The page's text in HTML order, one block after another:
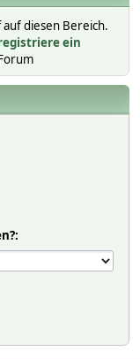
diesen Bereich.
ein